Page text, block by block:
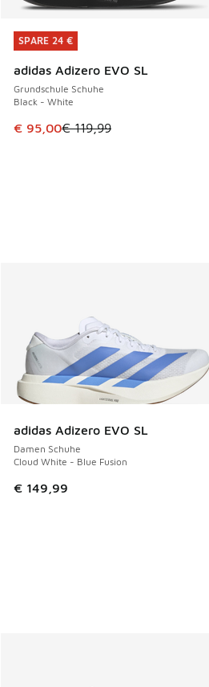
SPARE 24 €
adidas Adizero EVO SL
Grundschule Schuhe
Black - White
Dieser Artikel ist im Sale. Der
€ 95,00€ 119,99
SPARE 24 €
adidas Adizero EVO SL
Damen Schuhe
Cloud White - Blue Fusion
€ 149,99